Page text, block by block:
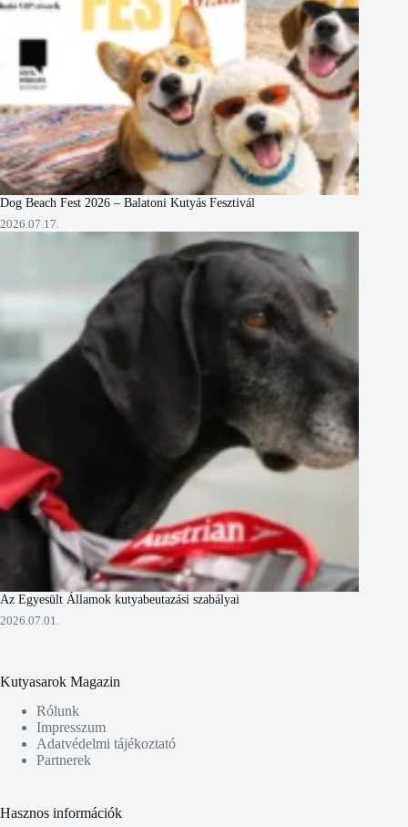
Dog Beach Fest 2026 – Balatoni Kutyás Fesztivál
2026.07.17.
Az Egyesült Államok kutyabeutazási szabályai
2026.07.01.
Kutyasarok Magazin
Rólunk
Impresszum
Adatvédelmi tájékoztató
Partnerek
Hasznos információk